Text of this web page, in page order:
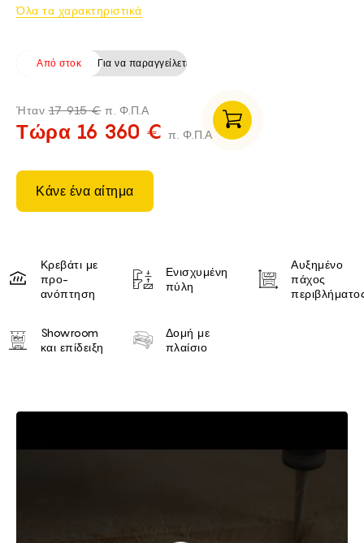
Όλα τα χαρακτηριστικά
Από στοκ Για να παραγγείλετε
Ήταν17 915 €π. Φ.Π.Α
Τώρα 16 360 € π. Φ.Π.Α
Κάνε ένα αίτημα
Unique selling proposition
Κρεβάτι με
προ-
ανόπτηση
Ενισχυμένη
πύλη
Αυξημένο
πάχος
Showroom
και επίδειξη
Δομή με
πλαίσιο
Brief of Μηχάνημα δρομολογητή